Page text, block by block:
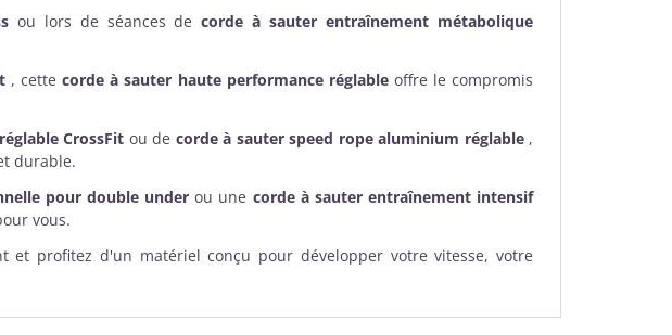
ou lors de séances decorde à sauter entraînement métabolique
, cettecorde à sauter haute performance réglableoffre le compromis
CrossFit ou de corde à sauter speed rope aluminium réglable,
durable.
pour double under ou une corde à sauter entraînement intensif
vous.
et profitez d'un matériel conçu pour développer votre vitesse, votre